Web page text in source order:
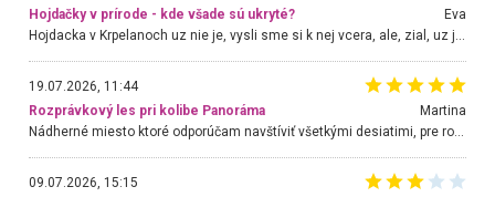
Hojdačky v prírode - kde všade sú ukryté?
Eva
Hojdacka v Krpelanoch uz nie je, vysli sme si k nej vcera, ale, zial, uz je znicena. Ak sem planujete cestu len kvoli hojdacke, mozete si ju usetrit. Krasny vyhlad je tu vsak aj bez hojdacky :-)
19.07.2026, 11:44
Rozprávkový les pri kolibe Panoráma
Martina
Nádherné miesto ktoré odporúčam navštíviť všetkými desiatimi, pre rodiny s deťmi, dôchodcom... Proste a jednoducho ozaj rozprávkový les.. určite ešte prídeme. Odniesli sme si na pamiatku krásne tričká,
09.07.2026, 15:15